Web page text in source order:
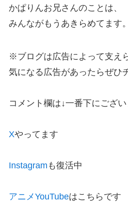
かぱりんお兄さんのことは、
みんながもうあきらめてます。
※ブログは広告によって支え
気になる広告があったらぜひ
コメント欄は↓一番下にござい
Xやってます
Instagram も復活中
アニメYouTubeはこちらです